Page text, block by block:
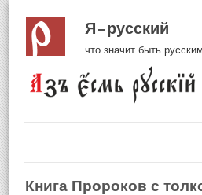
Я русский
что значит быть
Книга Пророков с